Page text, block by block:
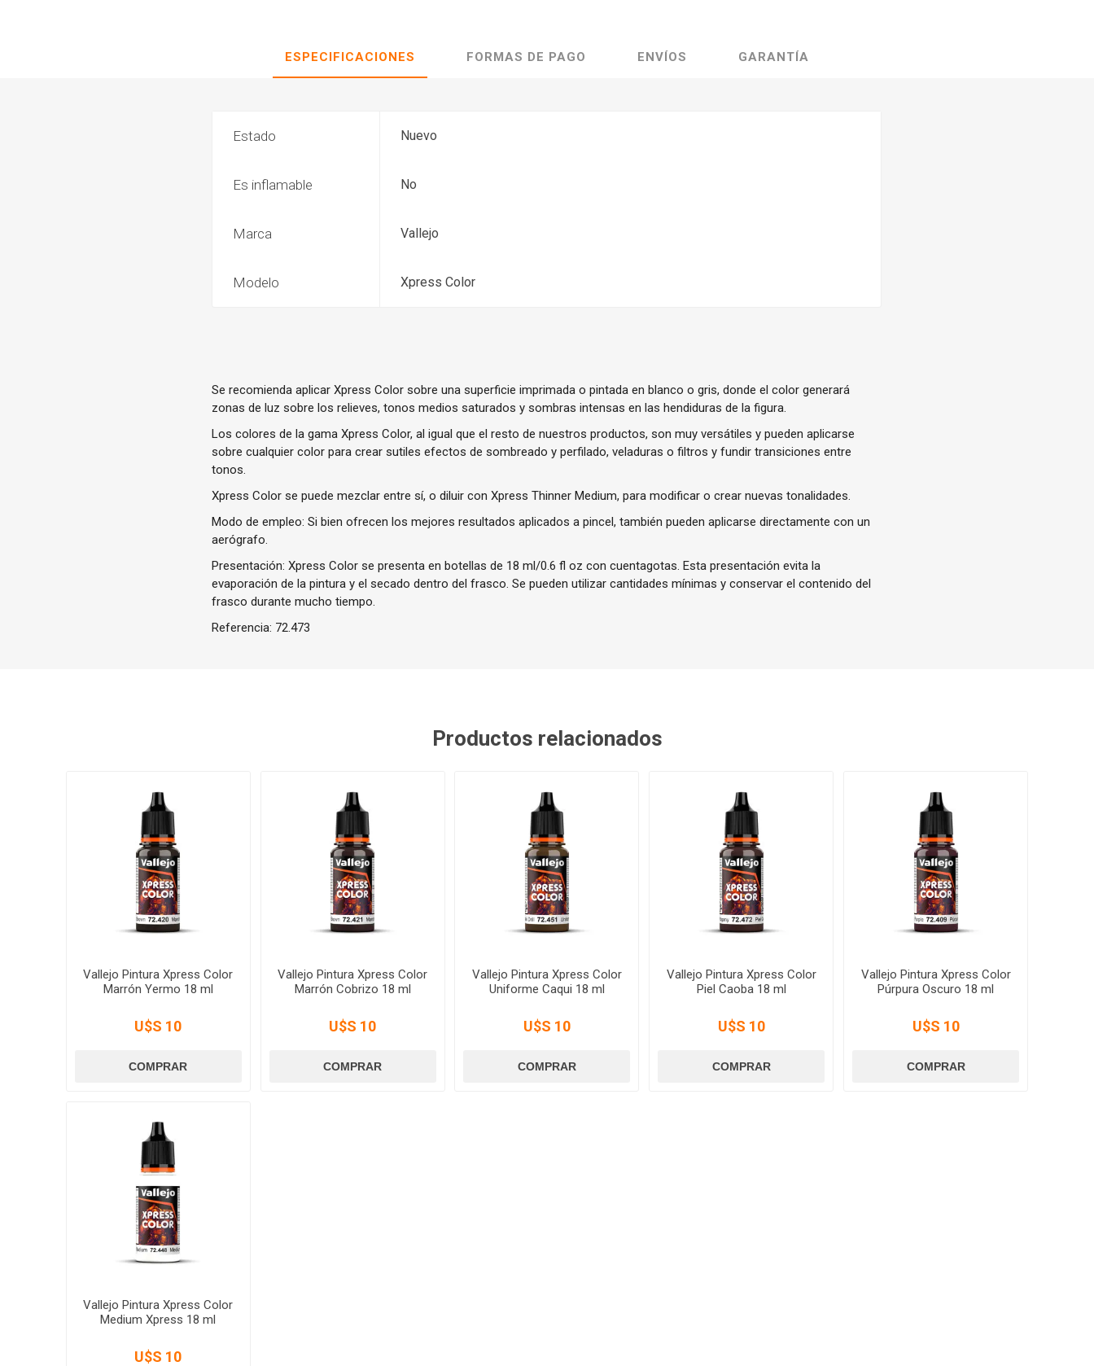
ESPECIFICACIONES FORMAS DE PAGO ENVÍOS GARANTÍA
Estado Nuevo
Es inflamable No
Marca Vallejo
Modelo Xpress Color
Se recomienda aplicar Xpress Color sobre una superficie imprimada o pintada en blanco o gris, donde el color generará
zonas de luz sobre los relieves, tonos medios saturados y sombras intensas en las hendiduras de la figura.
Los colores de la gama Xpress Color, al igual que el resto de nuestros productos, son muy versátiles y pueden aplicarse
sobre cualquier color para crear sutiles efectos de sombreado y perfilado, veladuras o filtros y fundir transiciones entre
tonos.
Xpress Color se puede mezclar entre sí, o diluir con Xpress Thinner Medium, para modificar o crear nuevas tonalidades.
Modo de empleo: Si bien ofrecen los mejores resultados aplicados a pincel, también pueden aplicarse directamente con un
aerógrafo.
Presentación: Xpress Color se presenta en botellas de 18 ml/0.6 fl oz con cuentagotas. Esta presentación evita la
evaporación de la pintura y el secado dentro del frasco. Se pueden utilizar cantidades mínimas y conservar el contenido del
frasco durante mucho tiempo.
Referencia: 72.473
Productos relacionados
Vallejo Pintura Xpress Color
Marrón Yermo 18 ml
U$S 10
Vallejo Pintura Xpress Color
Marrón Cobrizo 18 ml
U$S 10
Vallejo Pintura Xpress Color
Uniforme Caqui 18 ml
U$S 10
Vallejo Pintura Xpress Color
Piel Caoba 18 ml
U$S 10
Vallejo Pintura Xpress Color
Púrpura Oscuro 18 ml
U$S 10
Vallejo Pintura Xpress Color
Medium Xpress 18 ml
U$S 10